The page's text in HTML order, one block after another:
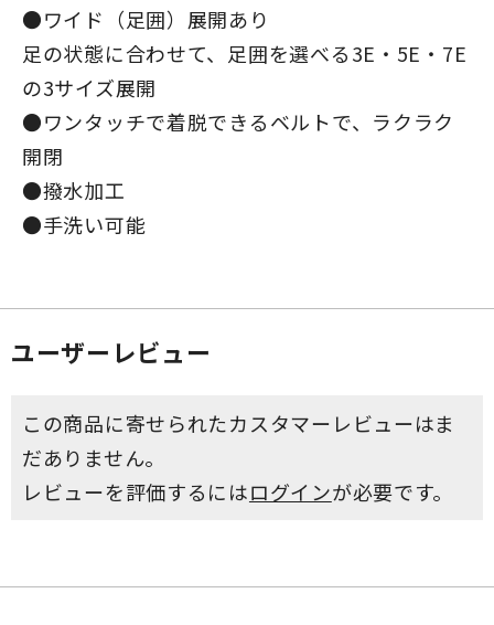
●ワイド（足囲）展開あり
足の状態に合わせて、足囲を選べる3E・5E・7E
の3サイズ展開
●ワンタッチで着脱できるベルトで、ラクラク
開閉
●撥水加工
●手洗い可能
ユーザーレビュー
この商品に寄せられたカスタマーレビューはま
だありません。
レビューを評価するにはログインが必要です。